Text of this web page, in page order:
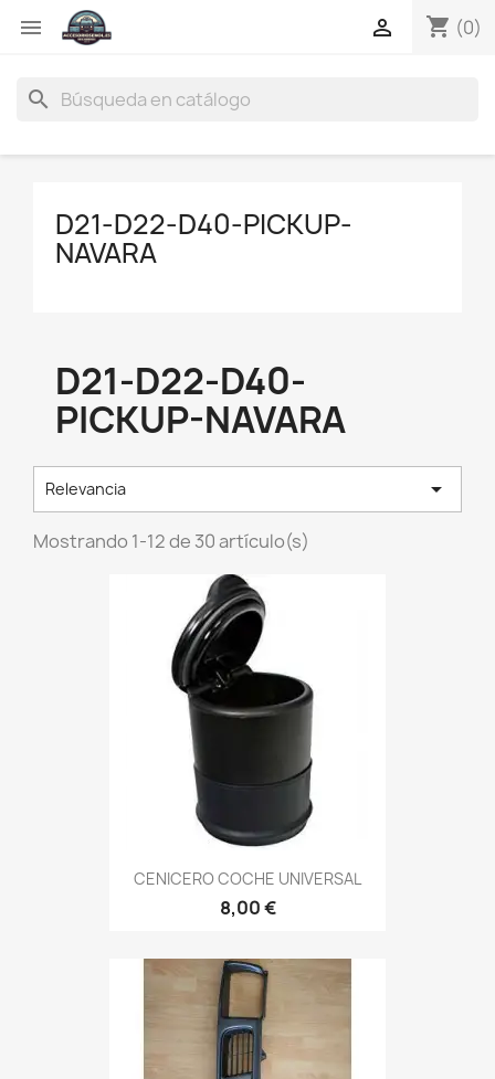
 shopping_cart (0)

search
D21-D22-D40-PICKUP-
NAVARA
D21-D22-D40-
PICKUP-NAVARA
Relevancia 
Mostrando 1-12 de 30 artículo(s)
CENICERO COCHE UNIVERSAL
8,00 €